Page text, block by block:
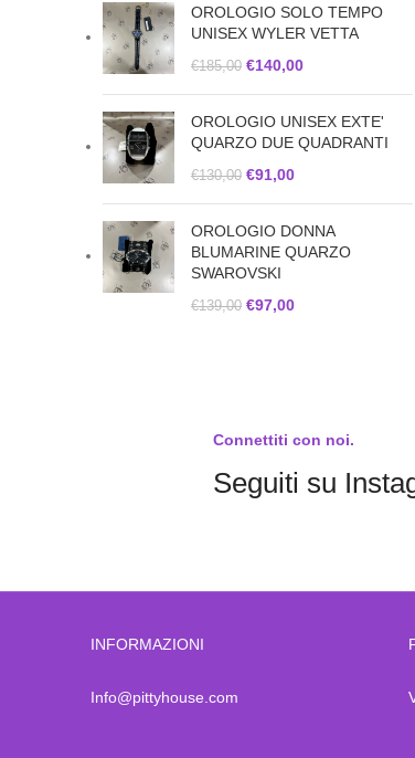
OROLOGIO SOLO TEMPO
UNISEX WYLER VETTA
€185,00 €140,00
OROLOGIO UNISEX EXTE'
QUARZO DUE QUADRANTI
€130,00 €91,00
OROLOGIO DONNA
BLUMARINE QUARZO
SWAROVSKI
€139,00 €97,00
Connettiti con noi.
Seguiti su
INFORMAZIONI
Info@pittyhouse.com